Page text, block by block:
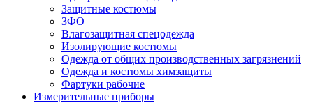
Защитные костюмы
ЗФО
Влагозащитная спецодежда
Изолирующие костюмы
Одежда от общих производственных загрязнений
Одежда и костюмы химзащиты
Фартуки рабочие
Измерительные приборы